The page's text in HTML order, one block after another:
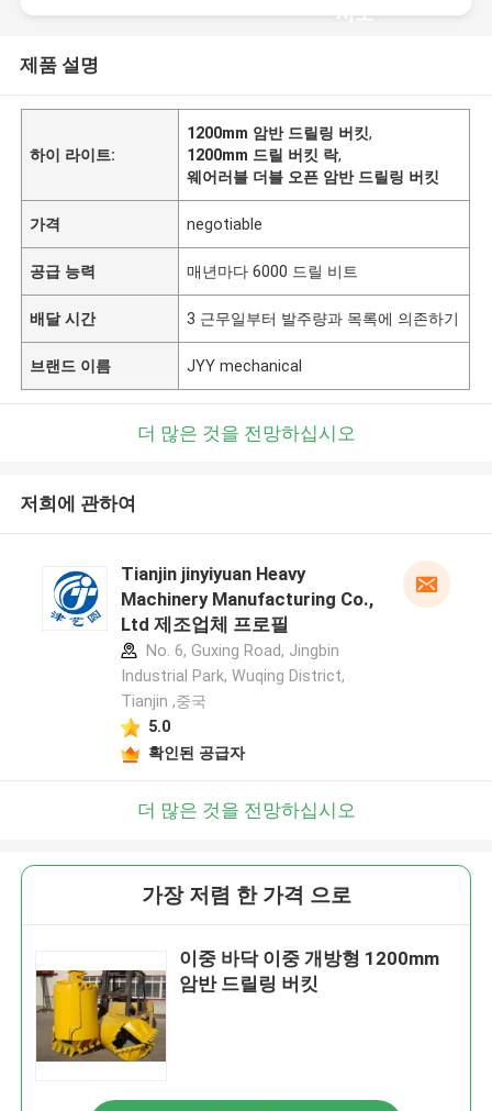
시오
제품 설명
하이 라이트:
1200mm 암반 드릴링 버킷,
1200mm 드릴 버킷 락,
웨어러블 더블 오픈 암반 드릴링 버킷
가격 negotiable
공급 능력 매년마다 6000 드릴 비트
배달 시간 3 근무일부터 발주량과 목록에 의존하기
브랜드 이름 JYY mechanical
더 많은 것을 전망하십시오
저희에 관하여
Tianjin jinyiyuan Heavy
Machinery Manufacturing Co.,
Ltd 제조업체 프로필
No. 6, Guxing Road, Jingbin
Industrial Park, Wuqing District,
Tianjin ,중국
5.0
확인된 공급자
더 많은 것을 전망하십시오
가장 저렴 한 가격 으로
이중 바닥 이중 개방형 1200mm
암반 드릴링 버킷